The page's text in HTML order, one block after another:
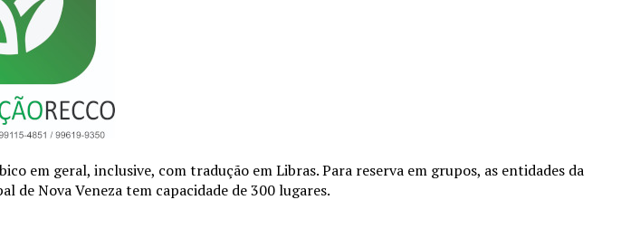
em geral, inclusive, com tradução em Libras. Para reserva em grupos, as entidades da
Nova Veneza tem capacidade de 300 lugares.